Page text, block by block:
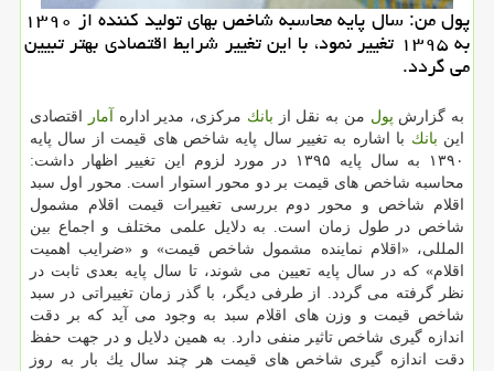
پول من: سال پایه محاسبه شاخص بهای تولید كننده از ۱۳۹۰
به ۱۳۹۵ تغییر نمود، با این تغییر شرایط اقتصادی بهتر تبیین
می گردد.
به گزارش پول من به نقل از بانك مركزی، مدیر اداره آمار
اقتصادی
این بانك با اشاره به تغییر سال پایه شاخص های قیمت از سال پایه
۱۳۹۰ به سال پایه ۱۳۹۵ در مورد لزوم این تغییر اظهار داشت:
محاسبه شاخص های قیمت بر دو محور استوار است. محور اول سبد
اقلام شاخص و محور دوم بررسی تغییرات قیمت اقلام مشمول
شاخص در طول زمان است. به دلایل علمی مختلف و اجماع بین
المللی، «اقلام نماینده مشمول شاخص قیمت» و «ضرایب اهمیت
اقلام» كه در سال پایه تعیین می شوند، تا سال پایه بعدی ثابت در
نظر گرفته می گردد. از طرفی دیگر، با گذر زمان تغییراتی در سبد
شاخص قیمت و وزن های اقلام سبد به وجود می آید كه بر دقت
اندازه گیری شاخص تاثیر منفی دارد. به همین دلایل و در جهت حفظ
دقت اندازه گیری شاخص های قیمت هر چند سال یك بار به روز